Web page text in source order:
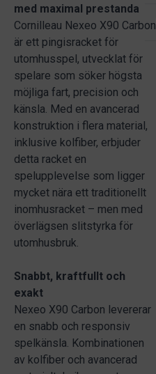
med maximal prestanda
Cornilleau Nexeo X90 Carbon
är ett pingisracket för
utomhusspel, utvecklat för
spelare som söker högsta
möjliga fart, precision och
känsla. Med en avancerad
konstruktion i flera material,
inklusive kolfiber, erbjuder
detta racket en
spelupplevelse som ligger
mycket nära ett traditionellt
inomhusracket – men med
överlägsen slitstyrka för
utomhusbruk.
Snabbt, kraftfullt och
exakt
Nexeo X90 Carbon levererar
en snabb och responsiv
spelkänsla. Kombinationen
av kolfiber och avancerad